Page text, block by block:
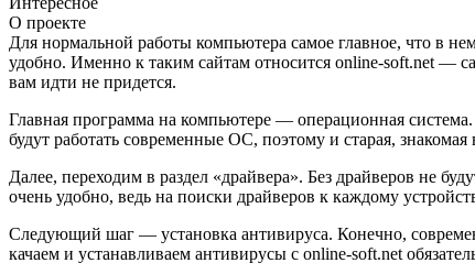
О проекте
Для нормальной работы компьютера самое главное, что в
удобно. Именно к таким сайтам относится online-soft.net —
вам идти не придется.
Главная программа на компьютере — операционная
будут работать современные ОС, поэтому и старая,
Далее, переходим в раздел «драйвера». Без драйверов не
очень удобно, ведь на поиски драйверов к каждому
Следующий шаг — установка антивируса. Конечно,
качаем и устанавливаем антивирусы с online-soft.net